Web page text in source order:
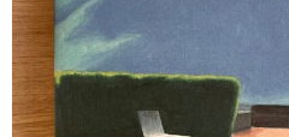
買取について
取り置きなどについて
Categories